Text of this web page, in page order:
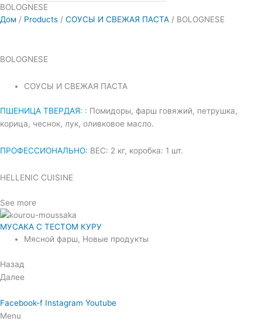
BOLOGNESE
Дом / Products / СОУСЫ И СВЕЖАЯ ПАСТА / BOLOGNESE
BOLOGNESE
СОУСЫ И СВЕЖАЯ ПАСТА
ПШЕНИЦА ТВЕРДАЯ: : Помидоры, фарш говяжий, петрушка,
корица, чеснок, лук, оливковое масло.
ПРОФЕССИОНАЛЬНО: ВЕС: 2 кг, коробка: 1 шт.
HELLENIC CUISINE
See more
МУСАКА С ТЕСТОМ КУРУ
Мясной фарш, Новые продукты
Назад
Далее
Facebook-f Instagram Youtube
Menu